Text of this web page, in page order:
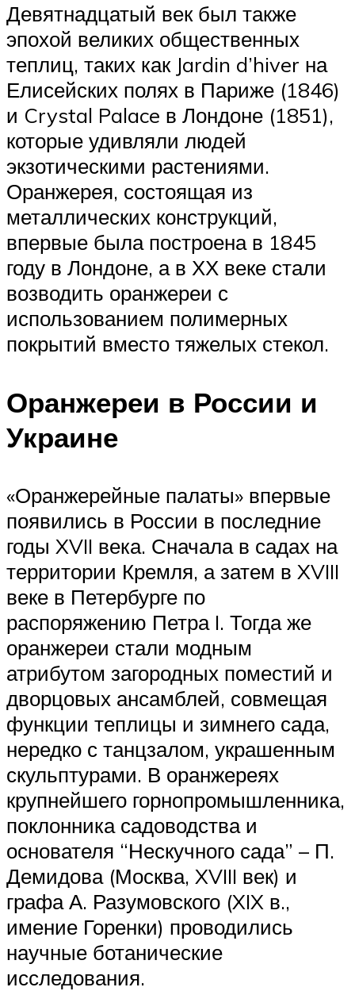
Девятнадцатый век был также
эпохой великих общественных
теплиц, таких как Jardin d’hiver на
Елисейских полях в Париже (1846)
и Crystal Palace в Лондоне (1851),
которые удивляли людей
экзотическими растениями.
Оранжерея, состоящая из
металлических конструкций,
впервые была построена в 1845
году в Лондоне, а в ХХ веке стали
возводить оранжереи с
использованием полимерных
покрытий вместо тяжелых стекол.
Оранжереи в России и
Украине
«Оранжерейные палаты» впервые
появились в России в последние
годы XVII века. Сначала в садах на
территории Кремля, а затем в XVIII
веке в Петербурге по
распоряжению Петра I. Тогда же
оранжереи стали модным
атрибутом загородных поместий и
дворцовых ансамблей, совмещая
функции теплицы и зимнего сада,
нередко с танцзалом, украшенным
скульптурами. В оранжереях
крупнейшего горнопромышленника,
поклонника садоводства и
основателя “Нескучного сада” – П.
Демидова (Москва, XVIII век) и
графа А. Разумовского (XIX в.,
имение Горенки) проводились
научные ботанические
исследования.